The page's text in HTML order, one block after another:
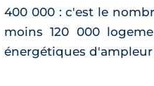
400 000 : c'est le
moins 120 000
énergétiques